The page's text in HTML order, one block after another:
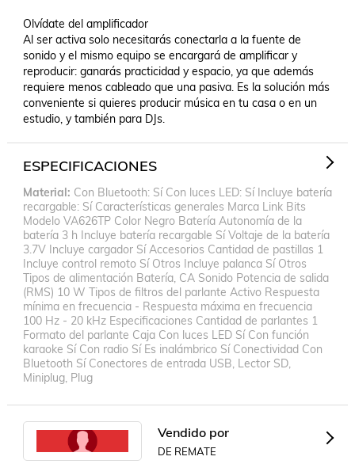
Olvídate del amplificador
Al ser activa solo necesitarás conectarla a la fuente de
sonido y el mismo equipo se encargará de amplificar y
reproducir: ganarás practicidad y espacio, ya que además
requiere menos cableado que una pasiva. Es la solución más
conveniente si quieres producir música en tu casa o en un
estudio, y también para DJs.
ESPECIFICACIONES
Material Con Bluetooth: Sí Con luces LED: Sí Incluye batería
recargable: Sí Características generales Marca Link Bits
Modelo VA626TP Color Negro Batería Autonomía de la
batería 3 h Incluye batería recargable Sí Voltaje de la batería
3.7V Incluye cargador Sí Accesorios Cantidad de pastillas 1
Incluye control remoto Sí Otros Incluye palanca Sí Otros
Tipos de alimentación Batería, CA Sonido Potencia de salida
(RMS) 10 W Tipos de filtros del parlante Activo Respuesta
mínima en frecuencia - Respuesta máxima en frecuencia
100 Hz - 20 kHz Especificaciones Cantidad de parlantes 1
Formato del parlante Caja Con luces LED Sí Con función
karaoke Sí Con radio Sí Es inalámbrico Sí Conectividad Con
Bluetooth Sí Conectores de entrada USB, Lector SD,
Miniplug, Plug
Vendido por
DE REMATE